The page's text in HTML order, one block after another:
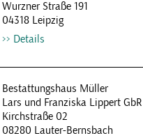
Wurzner Straße 191
04318 Leipzig
Details
Bestattungshaus Müller
Lars und Franziska Lippert GbR
Kirchstraße 02
08280 Lauter-Bernsbach